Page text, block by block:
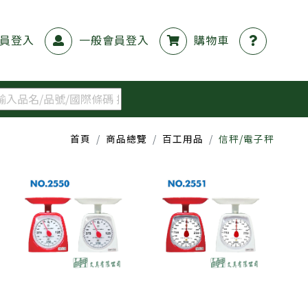
登入 一般會員登入 購物車
首頁 商品總覽 百工用品 信秤/電子秤